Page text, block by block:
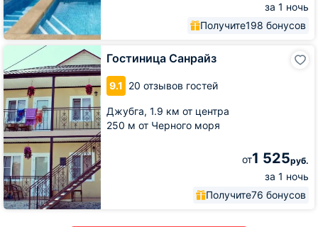
за 1 ночь
Получите198 бонусов
Гостиница Санрайз
9.1 20 отзывов гостей
Джубга, 1.9 км от центра
250 м от Черного моря
от1 525руб.
за 1 ночь
Получите76 бонусов
Гостиница
Санрайз